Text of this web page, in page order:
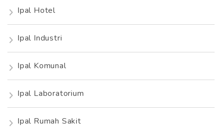
Ipal Hotel
Ipal Industri
Ipal Komunal
Ipal Laboratorium
Ipal Rumah Sakit